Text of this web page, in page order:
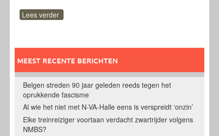
Lees verder
MEEST RECENTE BERICHTEN
Belgen streden 90 jaar geleden reeds tegen het
oprukkende fascisme
Al wie het niet met N-VA-Halle eens is verspreidt ‘onzin’
Elke treinreiziger voortaan verdacht zwartrijder volgens
NMBS?